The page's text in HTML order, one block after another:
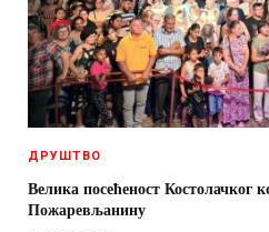
ДРУШТВО
Велика посећеност Костолачког
Пожаревљанину